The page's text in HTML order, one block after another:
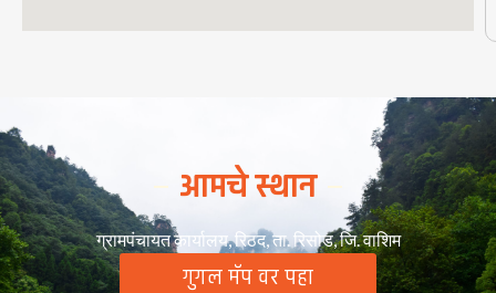
आमचे स्थान
ग्रामपंचायत कार्यालय, रिठद, ता. रिसोड, जि. वाशिम
गुगल मॅप वर पहा